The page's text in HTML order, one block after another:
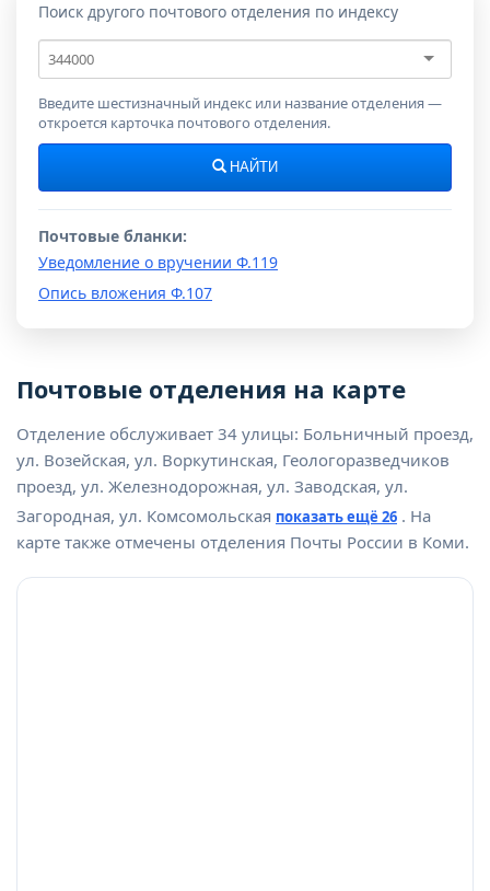
Поиск другого почтового отделения по индексу
Почтовый
индекс
Введите шестизначный индекс или название отделения —
откроется карточка почтового отделения.
НАЙТИ
Почтовые бланки:
Уведомление о вручении Ф.119
Опись вложения Ф.107
Почтовые отделения на карте
Отделение обслуживает 34 улицы: Больничный проезд,
ул. Возейская, ул. Воркутинская, Геологоразведчиков
проезд, ул. Железнодорожная, ул. Заводская, ул.
Загородная, ул. Комсомольская показать ещё 26 . На
карте также отмечены отделения Почты России в Коми.